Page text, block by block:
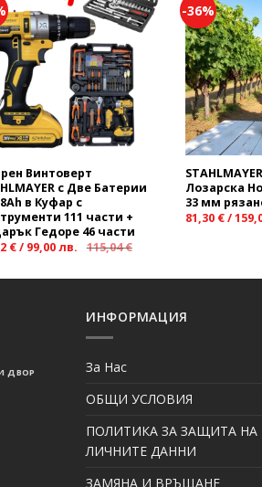
Add to
wishlist
Винтоверт
с Две Батерии
8Ah в Куфар с
111 части +
Гедоре 46 части
€/ 99,00лв. 115,04€
-36%
Лозарска
33 мм
81,30 €/
ДВОР
ИНФОРМАЦИЯ
За Нас
ОБЩИ УСЛОВИЯ
ПОЛИТИКА ЗА ЗАЩИТА НА
ЛИЧНИТЕ ДАННИ
ЗАМЯНА И ВРЪЩАНЕ